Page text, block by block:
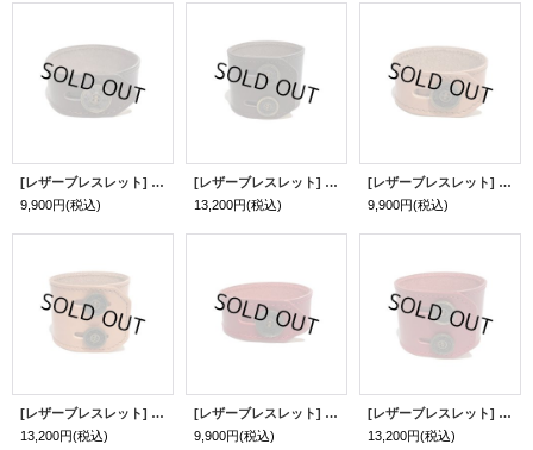
[レザーブレスレット] lily button single bracelet (dark brown)
9,900円(税込)
[レザーブレスレット] lily button double bracelet (dark brown)
13,200円(税込)
[レザーブレスレット] lily button single bracelet (natural brown)
9,900円(税込)
[レザーブレスレット] lily button double bracelet (natural brown)
13,200円(税込)
[レザーブレスレット] lily button single bracelet (red)
9,900円(税込)
[レザーブレスレット] lily button double bracelet (red)
13,200円(税込)